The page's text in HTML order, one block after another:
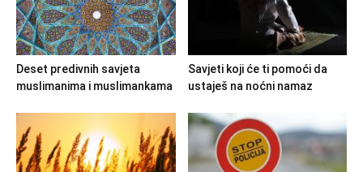
Deset predivnih savjeta
muslimanima i muslimankama
Savjeti koji će ti pomoći da
ustaješ na noćni namaz